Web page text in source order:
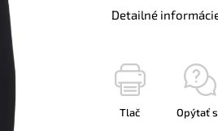
Detailné
Tlač Opýtať